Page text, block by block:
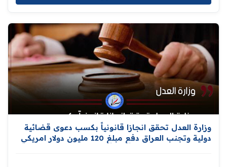
وزارة العدل تحقق انجازا قانونياً بكسب دعوى قضائية
دولية وتجنب العراق دفع مبلغ 120 مليون دولار امريكي